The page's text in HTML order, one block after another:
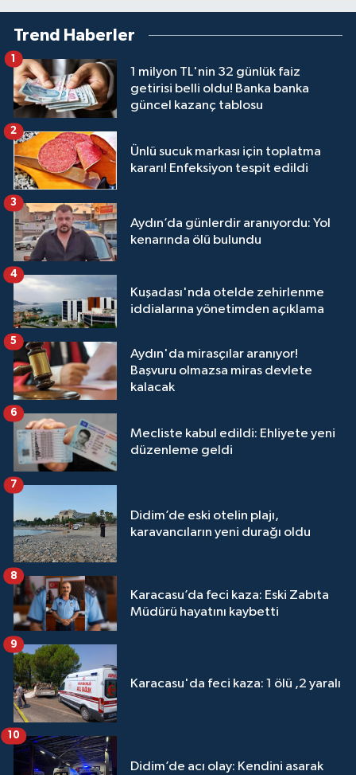
Trend Haberler
1 milyon TL'nin 32 günlük faiz
getirisi belli oldu! Banka banka
güncel kazanç tablosu
1
Ünlü sucuk markası için toplatma
kararı! Enfeksiyon tespit edildi
2
Aydın’da günlerdir aranıyordu: Yol
kenarında ölü bulundu
3
Kuşadası'nda otelde zehirlenme
iddialarına yönetimden açıklama
4
Aydın'da mirasçılar aranıyor!
Başvuru olmazsa miras devlete
kalacak
5
Mecliste kabul edildi: Ehliyete yeni
düzenleme geldi
6
Didim’de eski otelin plajı,
karavancıların yeni durağı oldu
7
Karacasu’da feci kaza: Eski Zabıta
Müdürü hayatını kaybetti
8
Karacasu'da feci kaza: 1 ölü ,2 yaralı
9
Didim’de acı olay: Kendini asarak
10